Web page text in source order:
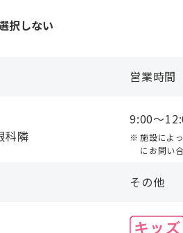
択しない
科隣
営業時間
9:00〜
施設によ
にお問い
その他